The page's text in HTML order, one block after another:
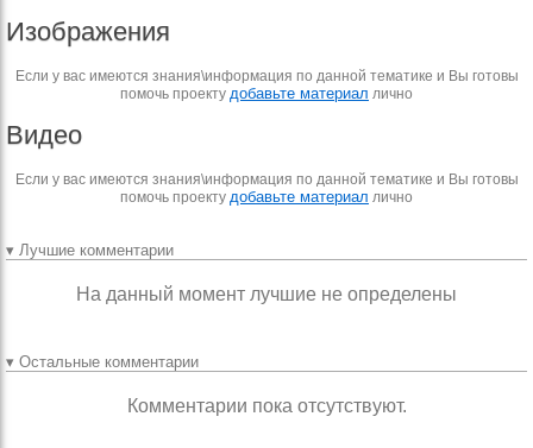
Изображения
Если у вас имеются знания\информация по данной тематике и Вы готовы
помочь проекту добавьте материал лично
Видео
Если у вас имеются знания\информация по данной тематике и Вы готовы
помочь проекту добавьте материал лично
▾ Лучшие комментарии
На данный момент лучшие не определены
▾ Остальные комментарии
Комментарии пока отсутствуют.